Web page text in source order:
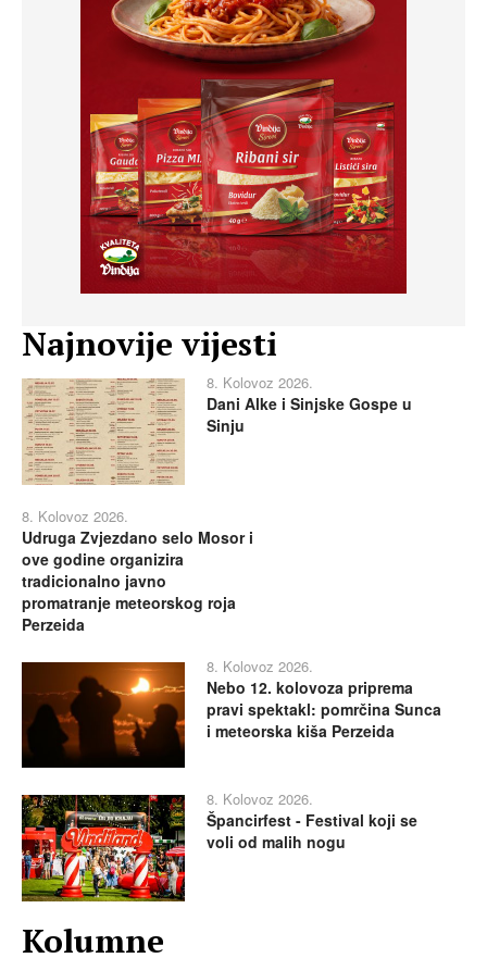
Najnovije vijesti
8. Kolovoz 2026.
Dani Alke i Sinjske Gospe u
Sinju
8. Kolovoz 2026.
Udruga Zvjezdano selo Mosor i
ove godine organizira
tradicionalno javno
promatranje meteorskog roja
Perzeida
8. Kolovoz 2026.
Nebo 12. kolovoza priprema
pravi spektakl: pomrčina Sunca
i meteorska kiša Perzeida
8. Kolovoz 2026.
Špancirfest - Festival koji se
voli od malih nogu
Kolumne